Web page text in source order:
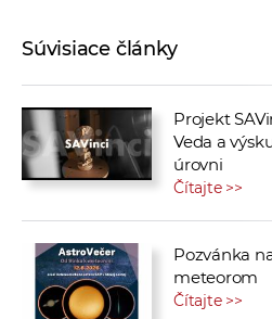
Súvisiace články
Projekt
Veda a
úrovni
Čítajte >>
Pozvánka
meteorom
Čítajte >>